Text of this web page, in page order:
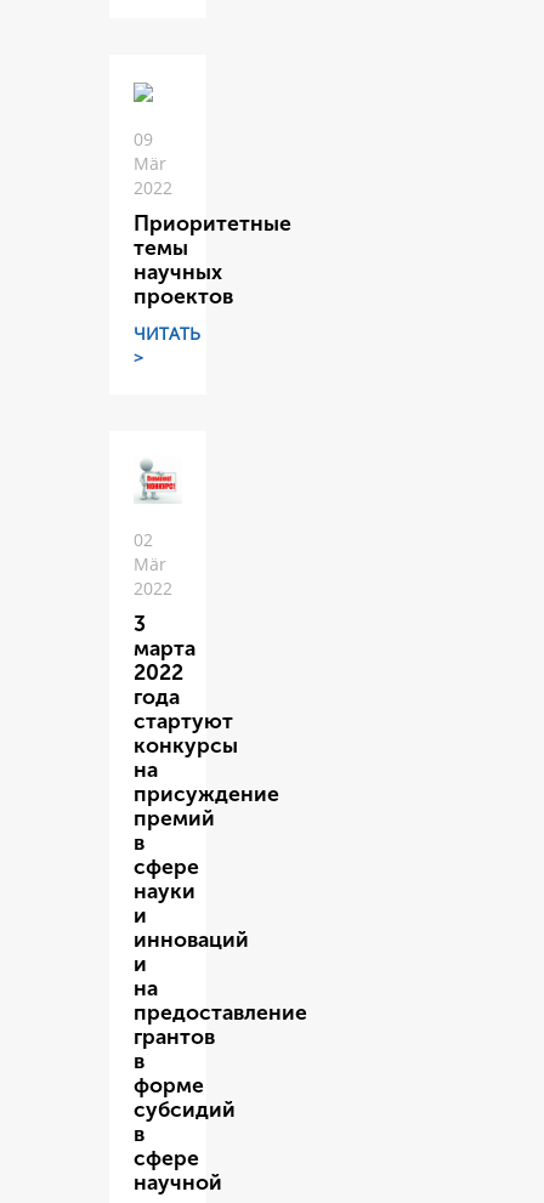
09
Mär
2022
Приоритетные
темы
научных
проектов
ЧИТАТЬ
>
02
Mär
2022
3
марта
2022
года
стартуют
конкурсы
на
присуждение
премий
в
сфере
науки
и
инноваций
и
на
предоставление
грантов
в
форме
субсидий
в
сфере
научной